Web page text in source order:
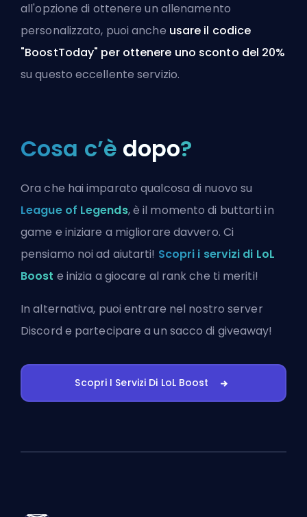
all'opzione di ottenere un allenamento
personalizzato, puoi anche usare il codice
"BoostToday" per ottenere uno sconto del 20%
su questo eccellente servizio.
Cosa c’è dopo?
Ora che hai imparato qualcosa di nuovo su
League of Legends, è il momento di buttarti in
game e iniziare a migliorare davvero. Ci
pensiamo noi ad aiutarti! Scopri i servizi di LoL
Boost e inizia a giocare al rank che ti meriti!
In alternativa, puoientrare nel nostro server
Discord e partecipare a un sacco di giveaway!
Scopri I Servizi Di LoL Boost